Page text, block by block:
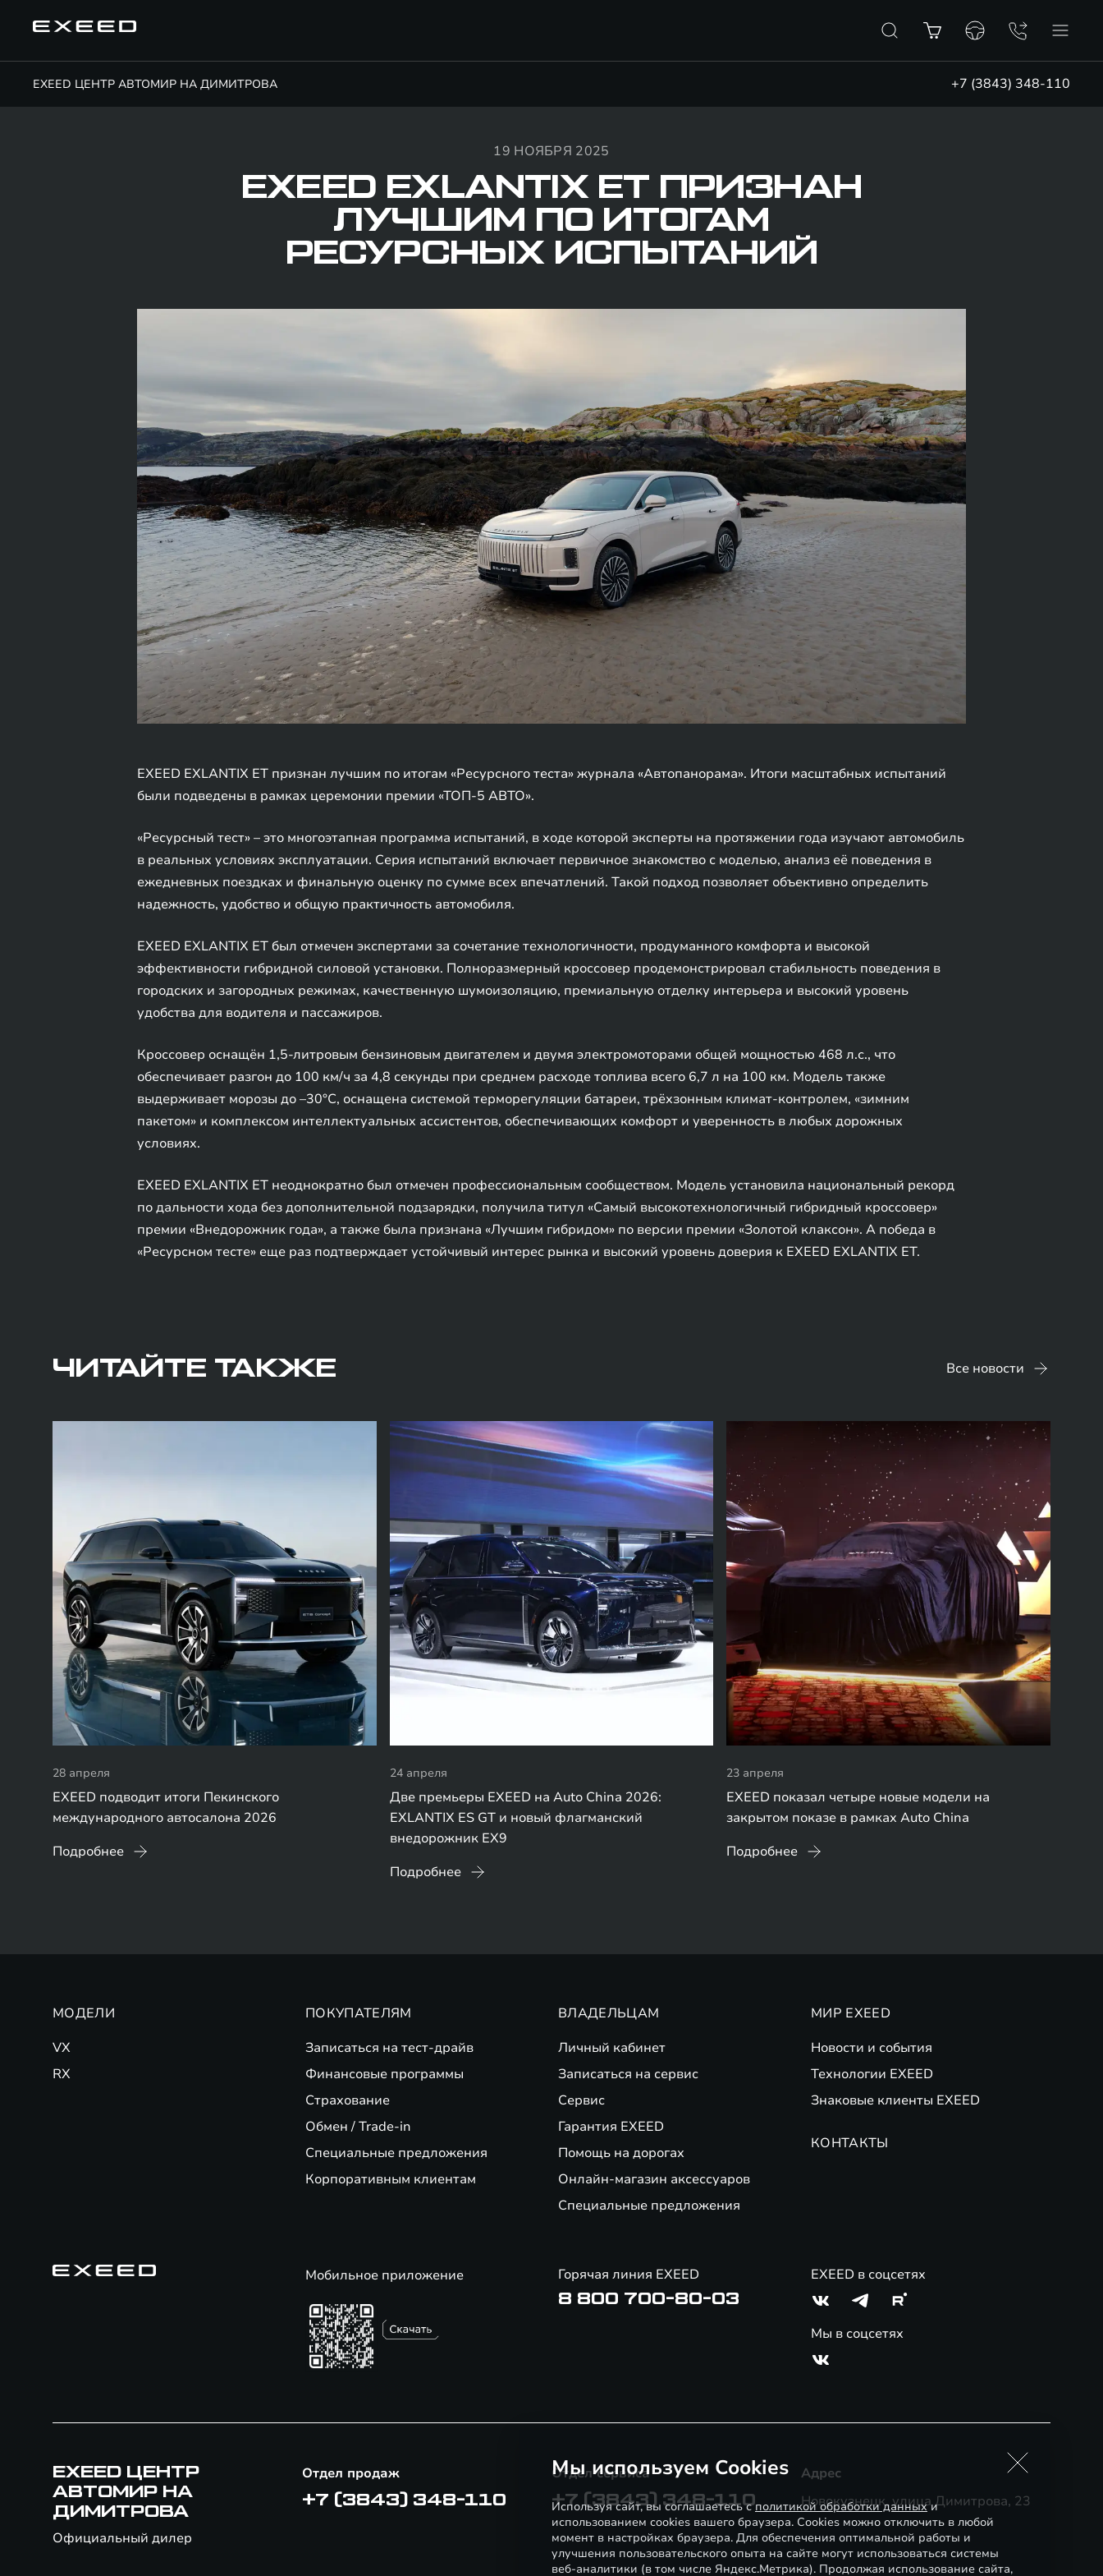
EXEED ЦЕНТР АВТОМИР НА ДИМИТРОВА +7 (3843) 348-110
19 НОЯБРЯ 2025
EXEED EXLANTIX ET ПРИЗНАН
ЛУЧШИМ ПО ИТОГАМ
РЕСУРСНЫХ ИСПЫТАНИЙ
EXEED EXLANTIX ET признан лучшим по итогам «Ресурсного теста» журнала «Автопанорама». Итоги масштабных испытаний
были подведены в рамках церемонии премии «ТОП-5 АВТО».
«Ресурсный тест» – это многоэтапная программа испытаний, в ходе которой эксперты на протяжении года изучают автомобиль
в реальных условиях эксплуатации. Серия испытаний включает первичное знакомство с моделью, анализ её поведения в
ежедневных поездках и финальную оценку по сумме всех впечатлений. Такой подход позволяет объективно определить
надежность, удобство и общую практичность автомобиля.
EXEED EXLANTIX ET был отмечен экспертами за сочетание технологичности, продуманного комфорта и высокой
эффективности гибридной силовой установки. Полноразмерный кроссовер продемонстрировал стабильность поведения в
городских и загородных режимах, качественную шумоизоляцию, премиальную отделку интерьера и высокий уровень
удобства для водителя и пассажиров.
Кроссовер оснащён 1,5-литровым бензиновым двигателем и двумя электромоторами общей мощностью 468 л.с., что
обеспечивает разгон до 100 км/ч за 4,8 секунды при среднем расходе топлива всего 6,7 л на 100 км. Модель также
выдерживает морозы до –30°C, оснащена системой терморегуляции батареи, трёхзонным климат-контролем, «зимним
пакетом» и комплексом интеллектуальных ассистентов, обеспечивающих комфорт и уверенность в любых дорожных
условиях.
EXEED EXLANTIX ET неоднократно был отмечен профессиональным сообществом. Модель установила национальный рекорд
по дальности хода без дополнительной подзарядки, получила титул «Самый высокотехнологичный гибридный кроссовер»
премии «Внедорожник года», а также была признана «Лучшим гибридом» по версии премии «Золотой клаксон». А победа в
«Ресурсном тесте» еще раз подтверждает устойчивый интерес рынка и высокий уровень доверия к EXEED EXLANTIX ET.
ЧИТАЙТЕ ТАКЖЕ Все новости
28 апреля
EXEED подводит итоги Пекинского
международного автосалона 2026
Подробнее
24 апреля
Две премьеры EXEED на Auto China 2026:
EXLANTIX ES GT и новый флагманский
внедорожник EX9
Подробнее
23 апреля
EXEED показал четыре новые модели на
закрытом показе в рамках Auto China
Подробнее
МОДЕЛИ
VX
RX
ПОКУПАТЕЛЯМ
Записаться на тест-драйв
Финансовые программы
Страхование
Обмен / Trade-in
Специальные предложения
Корпоративным клиентам
ВЛАДЕЛЬЦАМ
Личный кабинет
Записаться на сервис
Сервис
Гарантия EXEED
Помощь на дорогах
Онлайн-магазин аксессуаров
Специальные предложения
МИР EXEED
Новости и события
Технологии EXEED
Знаковые клиенты EXEED
КОНТАКТЫ
Мобильное приложение Горячая линия EXEED
8 800 700-80-03
EXEED в соцсетях
Мы в соцсетях
EXEED ЦЕНТР
АВТОМИР НА
ДИМИТРОВА
Официальный дилер
Отдел продаж
+7 (3843) 348-110
Отдел сервиса
+7 (3843) 348-110
Адрес
Новокузнецк, улица Димитрова, 23
Мы используем Cookies
Используя сайт, вы соглашаетесь сполитикой обработки данныхи
использованием cookies вашего браузера. Cookies можно отключить в любой
момент в настройках браузера. Для обеспечения оптимальной работы и
улучшения пользовательского опыта на сайте могут использоваться системы
веб-аналитики (в том числе Яндекс.Метрика). Продолжая использование сайта,